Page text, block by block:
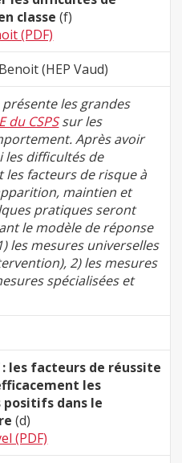
classe(f)
(PDF)
(HEP Vaud)
les grandes
du CSPSsur les
Après avoir
les difficultés de
facteurs de risque à
maintien et
pratiques seront
le modèle de réponse
les mesures universelles
2) les mesures
spécialisées et
: les facteurs de réussite
les
dans le
(d)
(PDF)